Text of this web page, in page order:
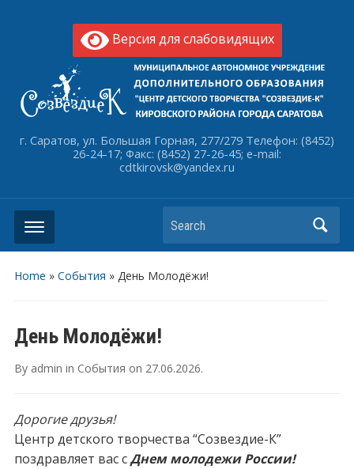
Версия для слабовидящих
г. Саратов, ул. Большая Горная, 277/279 Телефон: (8452)
26-24-17; Факс: (8452) 27-26-45; e-mail:
cdtkirovsk@yandex.ru
Search
Home » События » День Молодёжи!
День Молодёжи!
By admin in События on 27.06.2026.
Дорогие друзья!
Центр детского творчества “Созвездие-К”
поздравляет вас сДнем молодежи России!